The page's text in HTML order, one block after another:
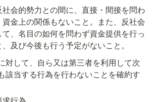
会的勢力との間に、直接・間接を問わ
金上の関係もないこと。また、反社会
、名目の如何を問わず資金提供を行っ
及び今後も行う予定がないこと。
対して、自ら又は第三者を利用して次
該当する行為を行わないことを確約す